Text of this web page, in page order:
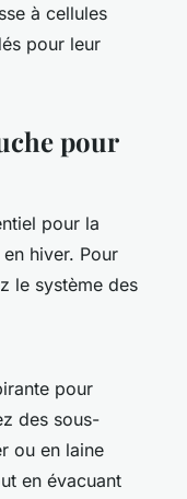
à cellules
pour leur
pour
pour la
en hiver. Pour
le système des
pour
des sous-
ou en laine
en évacuant